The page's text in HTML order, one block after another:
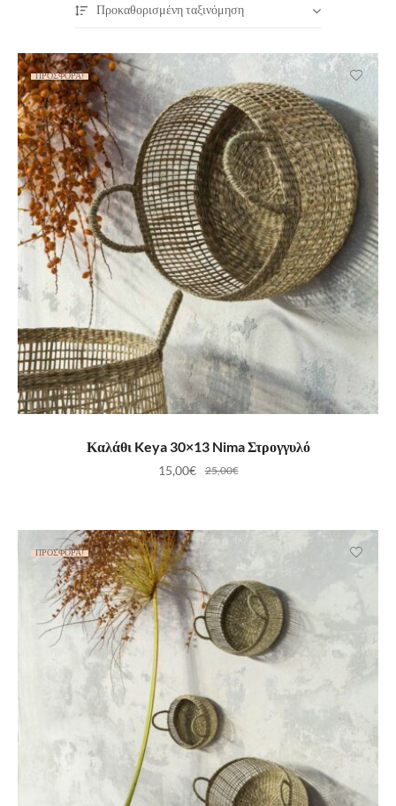
Προκαθορισμένη ταξινόμηση
ΠΡΟΣΦΟΡΆ!
ΠΡΟΣΘΉΚΗ ΣΤΟ ΚΑΛΆΘΙ
Καλάθι Keya 30×13 Nima Στρογγυλό
25,00€
15,00€
ΠΡΟΣΦΟΡΆ!